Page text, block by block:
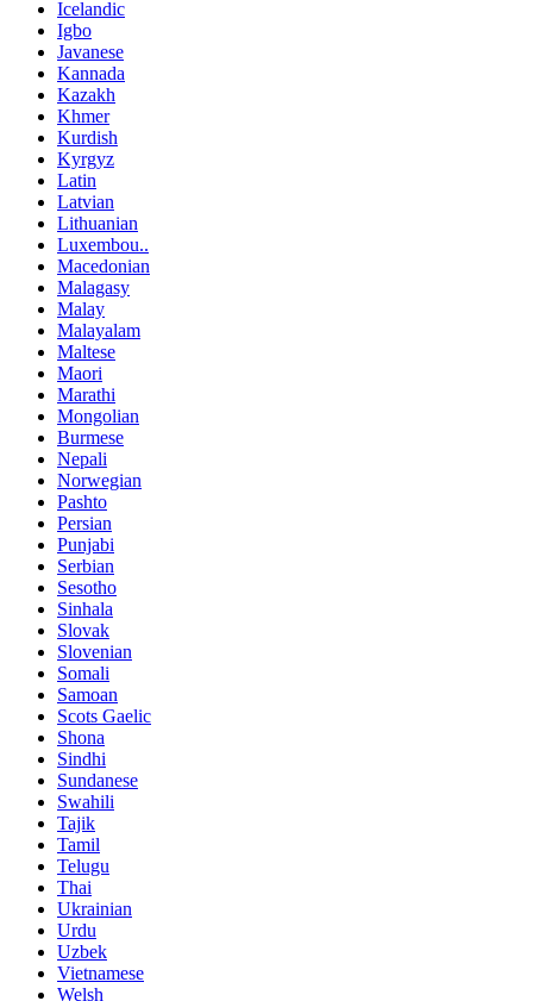
Icelandic
Igbo
Javanese
Kannada
Kazakh
Khmer
Kurdish
Kyrgyz
Latin
Latvian
Lithuanian
Luxembou..
Macedonian
Malagasy
Malay
Malayalam
Maltese
Maori
Marathi
Mongolian
Burmese
Nepali
Norwegian
Pashto
Persian
Punjabi
Serbian
Sesotho
Sinhala
Slovak
Slovenian
Somali
Samoan
Scots Gaelic
Shona
Sindhi
Sundanese
Swahili
Tajik
Tamil
Telugu
Thai
Ukrainian
Urdu
Uzbek
Vietnamese
Welsh